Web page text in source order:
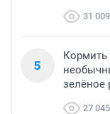
31 009
5
зелёное
27 045